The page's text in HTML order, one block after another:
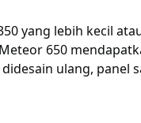
yang lebih kecil
650
ulang, panel